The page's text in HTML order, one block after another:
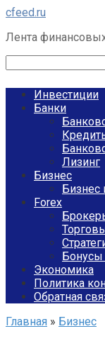
Перейти
контенту
cfeed.ru
Лента
Инвестиции
Банки
Лизинг
Бизнес
Бизнес
Forex
Бонусы
Экономика
Политика
Обратная
Главная » Бизнес